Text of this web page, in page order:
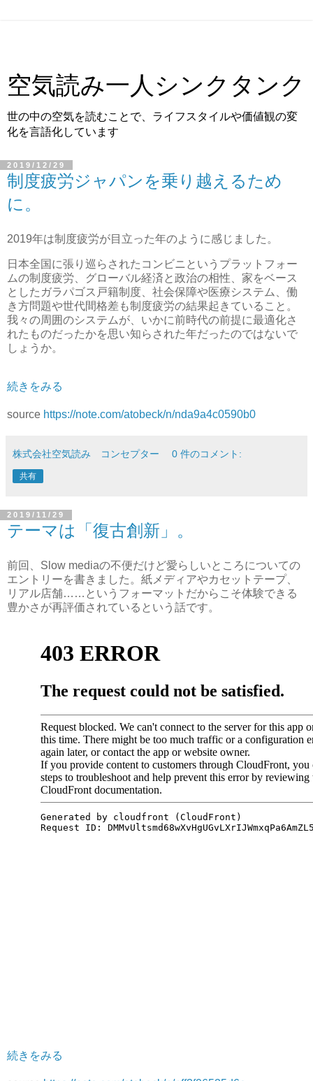
空気読み一人シンクタンク
世の中の空気を読むことで、ライフスタイルや価値観の変
化を言語化しています
2019/12/29
制度疲労ジャパンを乗り越えるため
に。
2019年は制度疲労が目立った年のように感じました。
日本全国に張り巡らされたコンビニというプラットフォー
ムの制度疲労、グローバル経済と政治の相性、家をベース
としたガラパゴス戸籍制度、社会保障や医療システム、働
き方問題や世代間格差も制度疲労の結果起きていること。
我々の周囲のシステムが、いかに前時代の前提に最適化さ
れたものだったかを思い知らされた年だったのではないで
しょうか。
続きをみる
source https://note.com/atobeck/n/nda9a4c0590b0
株式会社空気読み コンセプター 0 件のコメント:
共有
2019/11/29
テーマは「復古創新」。
前回、Slow mediaの不便だけど愛らしいところについての
エントリーを書きました。紙メディアやカセットテープ、
リアル店舗……というフォーマットだからこそ体験できる
豊かさが再評価されているという話です。
続きをみる